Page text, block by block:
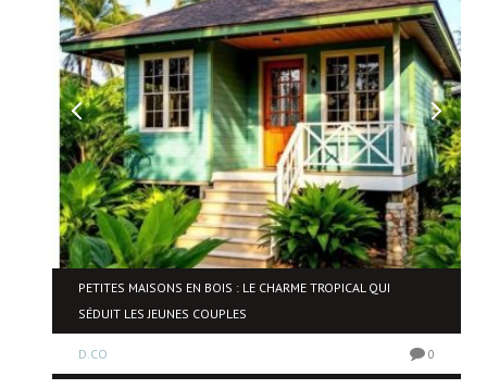
PETITES MAISONS EN BOIS : LE CHARME TROPICAL QUI
SÉDUIT LES JEUNES COUPLES
D.CO 0